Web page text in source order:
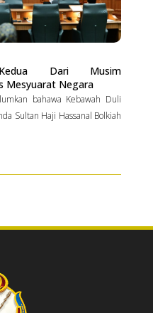
Dari Musim
Mesyuarat Negara
bahawa Kebawah Duli
Sultan Haji Hassanal Bolkiah